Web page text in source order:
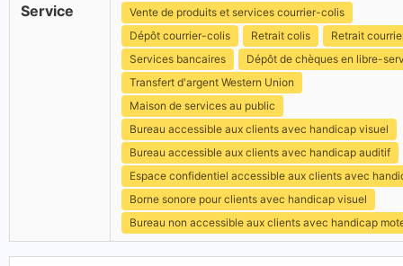
Service
Vente de produits et services courrier-colis
Dépôt courrier-colis
Retrait colis
Retrait
Services bancaires
Dépôt de chèques en libre-
Transfert d'argent Western Union
Maison de services au public
Bureau accessible aux clients avec handicap visuel
Bureau accessible aux clients avec handicap auditif
Espace confidentiel accessible aux clients avec
Borne sonore pour clients avec handicap visuel
Bureau non accessible aux clients avec handicap